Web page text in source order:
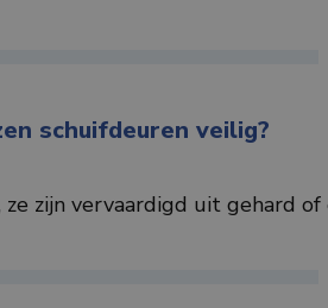
schuifdeuren veilig?
zijn vervaardigd uit gehard